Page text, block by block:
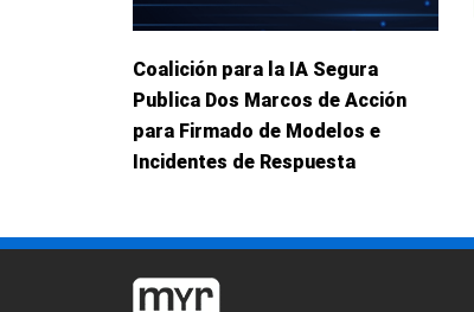
Coalición para la IA Segura
Publica Dos Marcos de Acción
para Firmado de Modelos e
Incidentes de Respuesta